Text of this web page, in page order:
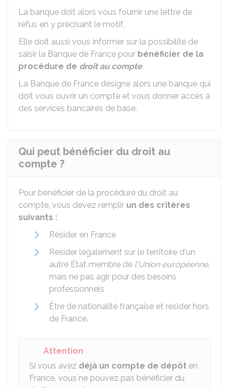
La banque doit alors vous fournir une lettre de
refus en y précisant le motif.
Elle doit aussi vous informer sur la possibilité de
saisir la Banque de France pour bénéficier de la
procédure de droit au compte.
La Banque de France désigne alors une banque qui
doit vous ouvrir un compte et vous donner accès à
des services bancaires de base.
Qui peut bénéficier du droit au
compte ?
Pour bénéficier de la procédure du droit au
compte, vous devez remplir un des critères
suivants :
Résider en France
Résider légalement sur le territoire d'un
autre État membre de l'Union européenne,
mais ne pas agir pour des besoins
professionnels
Être de nationalité française et résider hors
de France.
Attention
Si vous avez déjà un compte de dépôt en
France, vous ne pouvez pas bénéficier du